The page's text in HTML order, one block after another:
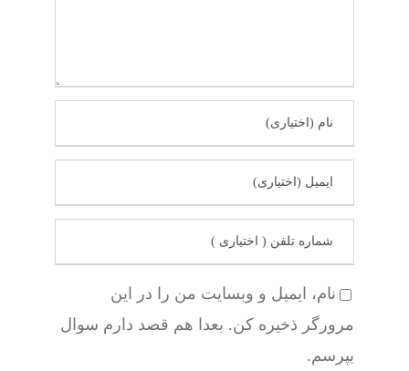
نام، ایمیل و وبسایت من را در این
مرورگر ذخیره کن. بعدا هم قصد دارم سوال
بپرسم.